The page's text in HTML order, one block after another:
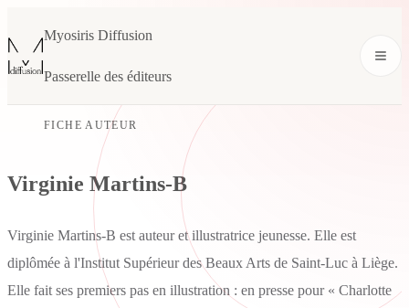
Myosiris Diffusion
Passerelle des éditeurs
FICHE AUTEUR
Virginie Martins-B
Virginie Martins-B est auteur et illustratrice jeunesse. Elle est
diplômée à l'Institut Supérieur des Beaux Arts de Saint-Luc à Liège.
Elle fait ses premiers pas en illustration : en presse pour « Charlotte